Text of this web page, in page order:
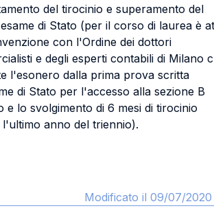
del tirocinio e superamento del
di Stato (per il corso di laurea è
con l'Ordine dei dottori
e degli esperti contabili di Milano
l'esonero dalla prima prova scritta
di Stato per l'accesso alla sezione B
e lo svolgimento di 6 mesi di tirocinio
anno del triennio).
Modificato il 09/07/2020